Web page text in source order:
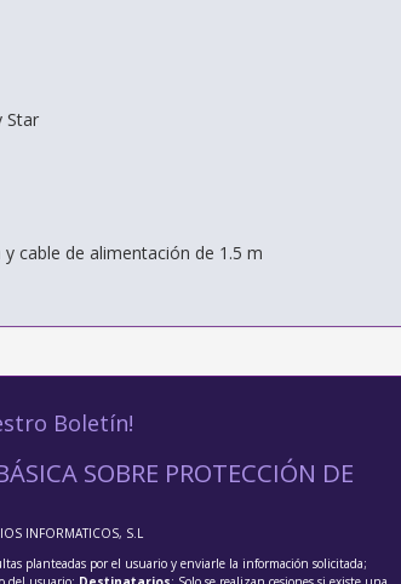
Star
cable de alimentación de 1.5 m
Boletín!
SOBRE PROTECCIÓN DE
INFORMATICOS, S.L
planteadas por el usuario y enviarle la información solicitada;